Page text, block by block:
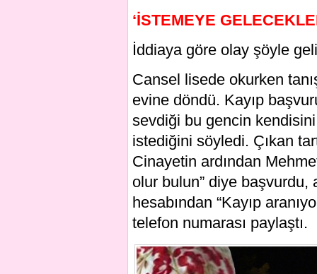
‘İSTEMEYE
İddiaya göre olay şöyle
Cansel lisede okurken
evine döndü. Kayıp
sevdiği bu gencin
istediğini söyledi. Çıkan
Cinayetin ardından
olur bulun” diye başvurdu,
hesabından “Kayıp
telefon numarası paylaştı.